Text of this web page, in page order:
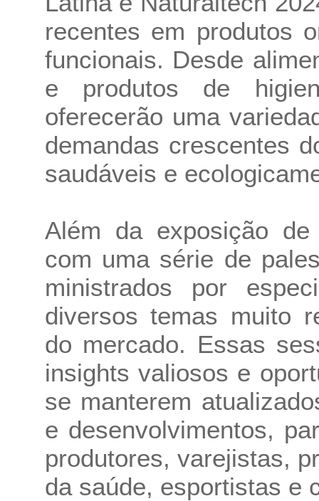
recentes em produtos
funcionais. Desde
e produtos de
oferecerão uma
demandas crescentes
saudáveis e
Além da exposição
com uma série de
ministrados por
diversos temas muito
do mercado. Essas
insights valiosos e
se manterem
e desenvolvimentos,
produtores, varejistas,
da saúde, esportistas e